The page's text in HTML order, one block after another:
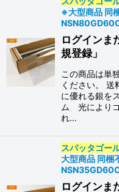
※大型商品 同
ログインま
規登録」
この商品は単
ください。 送
に優れる銀を
ム 光により
れ…
スパッタゴー
大型商品 同梱
ログインま